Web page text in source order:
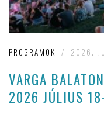
PROGRAMOK / 2026.
VARGA
2026 JÚLIUS